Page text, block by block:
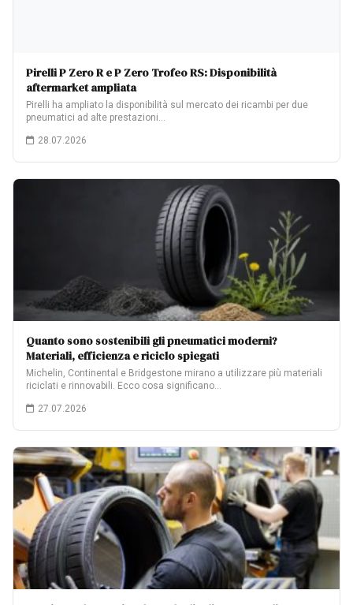
Pirelli P Zero R e P Zero Trofeo RS: Disponibilità
aftermarket ampliata
Pirelli ha ampliato la disponibilità sul mercato dei ricambi per due
pneumatici ad alte prestazioni…
28.07.2026
Quanto sono sostenibili gli pneumatici moderni?
Materiali, efficienza e riciclo spiegati
Michelin, Continental e Bridgestone mirano a utilizzare più materiali
riciclati e rinnovabili. Ecco cosa significano…
27.07.2026